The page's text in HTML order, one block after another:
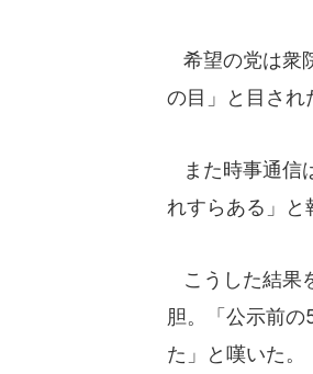
希望の党は衆
の目」と目され
また時事通信
れすらある」と
こうした結果
胆。「公示前
た」と嘆いた。